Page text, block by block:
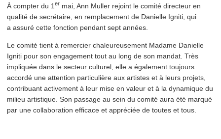
À compter du 1 er mai, Ann Muller rejoint le comité directeur en
qualité de secrétaire, en rem­place­ment de Danielle Igniti, qui
a assuré cette fonction pendant sept années.
Le comité tient à remercier chaleureuse­ment Madame Danielle
Igniti pour son engagement tout au long de son mandat. Très
impliquée dans le secteur culturel, elle a également toujours
accordé une attention par­ti­c­ulière aux artistes et à leurs projets,
contribuant activement à leur mise en valeur et à la dynamique du
milieu artistique. Son passage au sein du comité aura été marqué
par une col­lab­o­ra­tion efficace et appréciée de toutes et tous.